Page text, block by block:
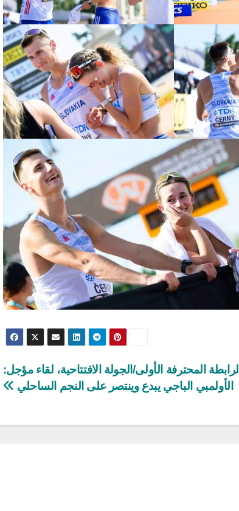
الرابطة المحترفة الأولى/الجولة الافتتاحية، لقاء مؤجل:
الأولمبي الباجي يبدع وينتصر على النجم الساحلي